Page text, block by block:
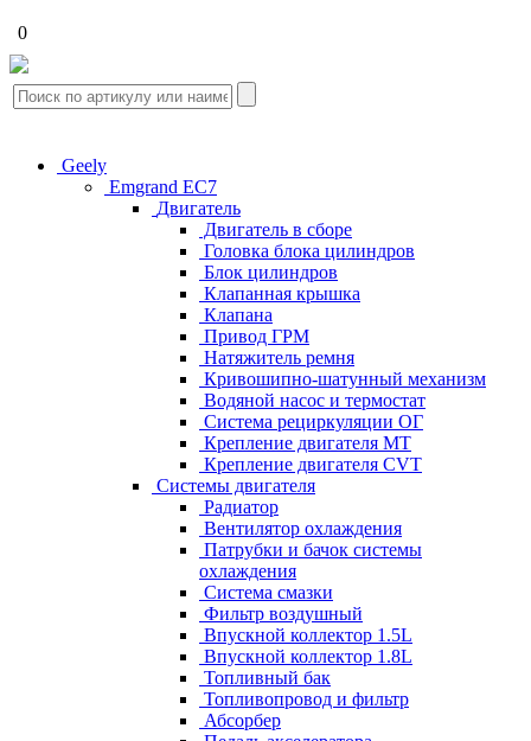
0
Geely
Emgrand EC7
Двигатель
Двигатель в сборе
Головка блока цилиндров
Блок цилиндров
Клапанная крышка
Клапана
Привод ГРМ
Натяжитель ремня
Кривошипно-шатунный механизм
Водяной насос и термостат
Система рециркуляции ОГ
Крепление двигателя MT
Крепление двигателя CVT
Системы двигателя
Радиатор
Вентилятор охлаждения
Патрубки и бачок системы
охлаждения
Система смазки
Фильтр воздушный
Впускной коллектор 1.5L
Впускной коллектор 1.8L
Топливный бак
Топливопровод и фильтр
Абсорбер